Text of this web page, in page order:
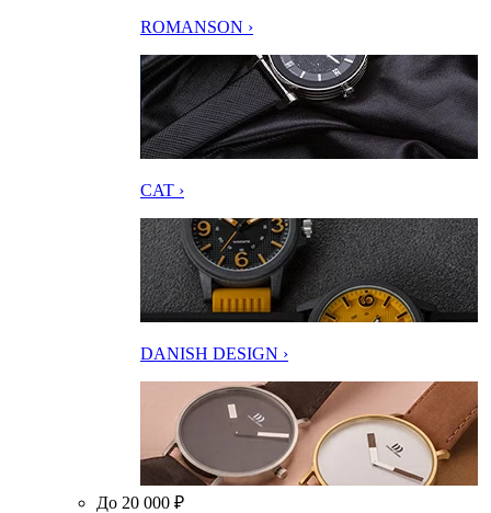
ROMANSON ›
CAT ›
DANISH DESIGN ›
До 20 000 ₽